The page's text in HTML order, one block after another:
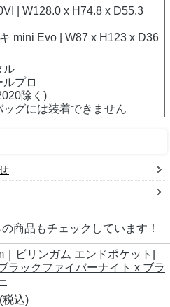
| W128.0 x H74.8 x D55.3
mini Evo | W87 x H123 x D36
ル
プロ
除く)
グには装着できません
商品もチェックしています！
ビリンガム エンドポケット|
ラックファイバーナイト x ブラ
(税込)